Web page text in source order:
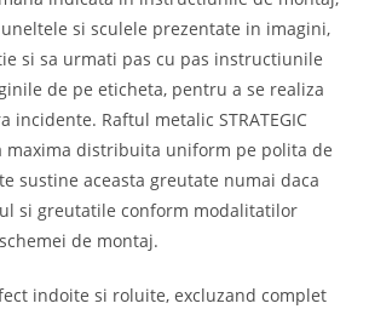
si sculele prezentate in imagini,
si sa urmati pas cu pas instructiunile
de pe eticheta, pentru a se realiza
incidente. Raftul metalic STRATEGIC
maxima distribuita uniform pe polita de
sustine aceasta greutate numai daca
si greutatile conform modalitatilor
de montaj.
indoite si roluite, excluzand complet